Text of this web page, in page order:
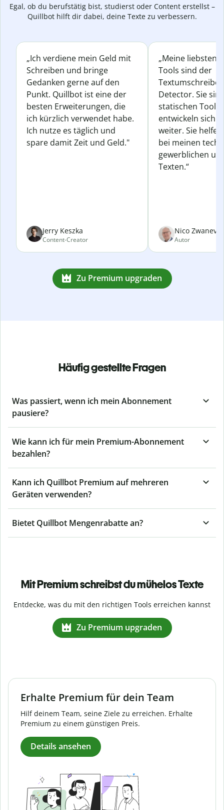
Egal, ob du berufstätig bist, studierst oder Content erstellst –
Quillbot hilft dir dabei, deine Texte zu verbessern.
„Ich verdiene mein Geld mit
Schreiben und bringe
Gedanken gerne auf den
Punkt. Quillbot ist eine der
besten Erweiterungen, die
ich kürzlich verwendet habe.
Ich nutze es täglich und
spare damit Zeit und Geld."
Jerry Keszka
Content-Creator
„Meine liebsten
Tools sind der
Detector. Sie
statischen
entwickeln sich
weiter. Sie
bei meinen
gewerblichen
Texten.“
Nico
Autor
Zu Premium upgraden
Häufig gestellte Fragen
Was passiert, wenn ich mein Abonnement
pausiere?
Wie kann ich für mein Premium-Abonnement
bezahlen?
Kann ich Quillbot Premium auf mehreren
Geräten verwenden?
Bietet Quillbot Mengenrabatte an?
Mit Premium schreibst du mühelos Texte
Entdecke, was du mit den richtigen Tools erreichen kannst
Zu Premium upgraden
Erhalte Premium für dein Team
Hilf deinem Team, seine Ziele zu erreichen. Erhalte
Premium zu einem günstigen Preis.
Details ansehen